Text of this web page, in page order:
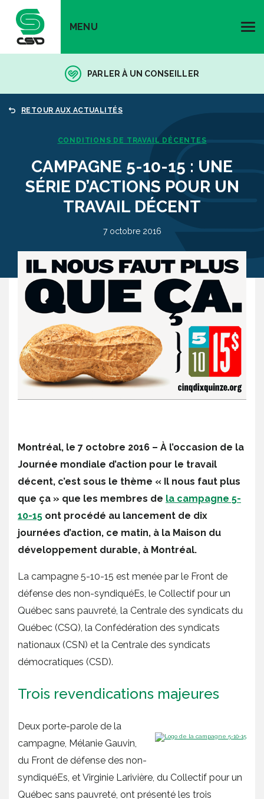
MENU
PARLER À UN CONSEILLER
RETOUR AUX ACTUALITÉS
CONDITIONS DE TRAVAIL DÉCENTES
CAMPAGNE 5-10-15 : UNE
SÉRIE D’ACTIONS POUR UN
TRAVAIL DÉCENT
7 octobre 2016
Montréal, le 7 octobre 2016 – À l’occasion de la
Journée mondiale d’action pour le travail
décent, c’est sous le thème « Il nous faut plus
que ça » que les membres de la campagne 5-
10-15 ont procédé au lancement de dix
journées d’action, ce matin, à la Maison du
développement durable, à Montréal.
La campagne 5-10-15 est menée par le Front de
défense des non-syndiquéEs, le Collectif pour un
Québec sans pauvreté, la Centrale des syndicats du
Québec (CSQ), la Confédération des syndicats
nationaux (CSN) et la Centrale des syndicats
démocratiques (CSD).
Trois revendications majeures
Deux porte-parole de la
campagne, Mélanie Gauvin,
du Front de défense des non-
syndiquéEs, et Virginie Larivière, du Collectif pour un
Québec sans pauvreté, ont présenté les trois